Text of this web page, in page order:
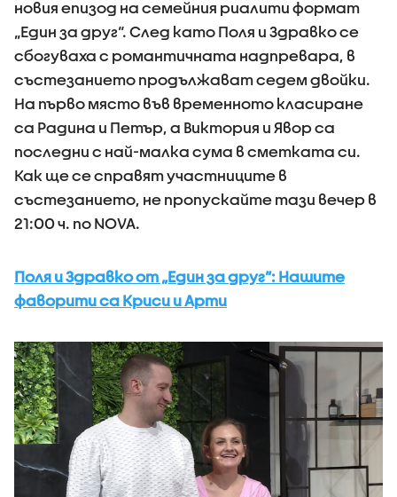
новия епизод на семейния риалити формат
„Един за друг“. След като Поля и Здравко се
сбогуваха с романтичната надпревара, в
състезанието продължават седем двойки.
На първо място във временното класиране
са Радина и Петър, а Виктория и Явор са
последни с най-малка сума в сметката си.
Как ще се справят участниците в
състезанието, не пропускайте тази вечер в
21:00 ч. по NOVA.
Поля и Здравко от „Един за друг“: Нашите
фаворити са Криси и Арти